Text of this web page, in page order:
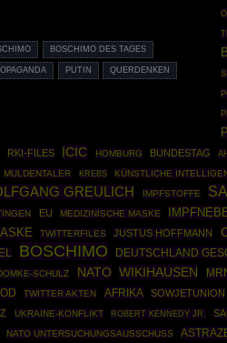
BOSCHIMO DES TAGES
PUTIN QUERDENKEN
RKI-FILES ICIC HOMBURG BUNDESTAG
MULDENTALER KREBS KÜNSTLICHE
GREULICH IMPFSTOFFE
EU MEDIZINISCHE MASKE
TWITTERFILES JUSTUS HOFFMANN
BOSCHIMO DEUTSCHLAND
SCHULZ NATO WIKIHAUSEN
TWITTER AKTEN AFRIKA SOWJETUNION
UKRAINE-KONFLIKT ROBERT KENNEDY JR.
NATO UNTERSUCHUNGSAUSSCHUSS